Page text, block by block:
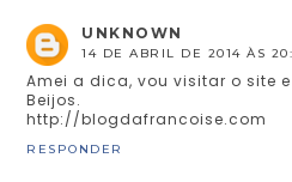
UNKNOWN
14 DE ABRIL DE 2014 ÀS
Amei a dica, vou visitar o site
Beijos.
http://blogdafrancoise.com
RESPONDER